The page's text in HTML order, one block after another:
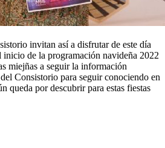
invitan así a disfrutar de este día
inicio de la programación navideña 2022
miejñas a seguir la información
Consistorio para seguir conociendo en
queda por descubrir para estas fiestas